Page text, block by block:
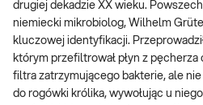
drugiej dekadzie XX wieku.
niemiecki mikrobiolog, Wilhelm
kluczowej identyfikacji.
którym przefiltrował płyn z pęcherza
filtra zatrzymującego bakterie, ale nie
do rogówki królika, wywołując u